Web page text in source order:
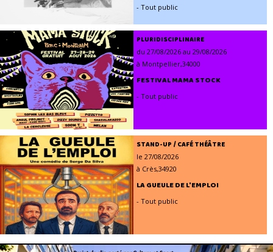
- Tout public
PLURIDISCIPLINAIRE
du 27/08/2026 au 29/08/2026
à Montpellier,34000
FESTIVAL MAMA STOCK
- Tout public
STAND-UP / CAFÉ THÉÂTRE
le 27/08/2026
à Crès,34920
LA GUEULE DE L'EMPLOI
- Tout public